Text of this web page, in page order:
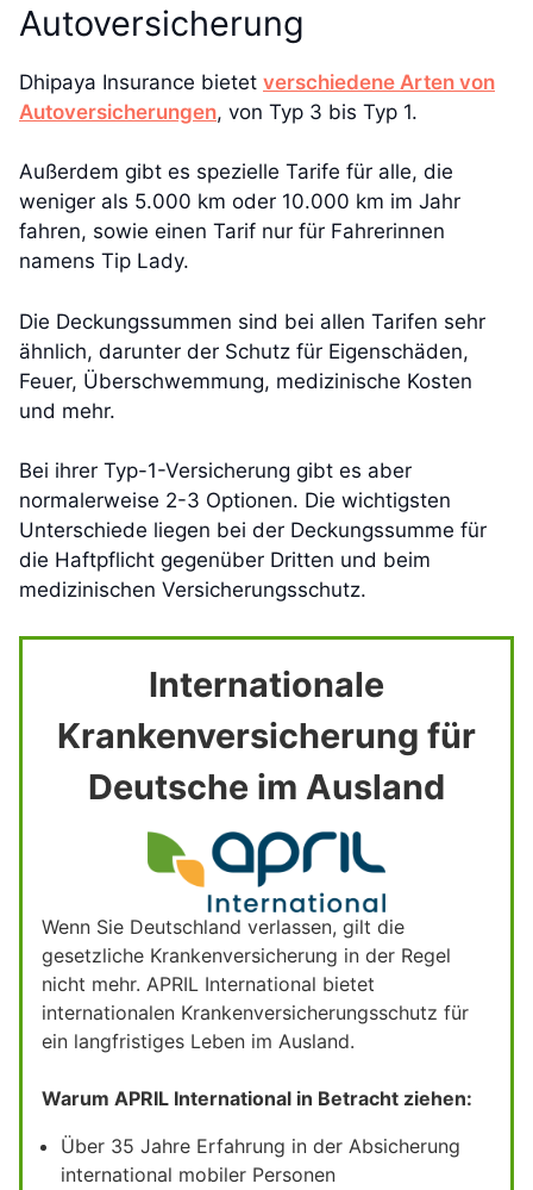
Autoversicherung
Dhipaya Insurance bietet verschiedene Arten von
Autoversicherungen, von Typ 3 bis Typ 1.
Außerdem gibt es spezielle Tarife für alle, die
weniger als 5.000 km oder 10.000 km im Jahr
fahren, sowie einen Tarif nur für Fahrerinnen
namens Tip Lady.
Die Deckungssummen sind bei allen Tarifen sehr
ähnlich, darunter der Schutz für Eigenschäden,
Feuer, Überschwemmung, medizinische Kosten
und mehr.
Bei ihrer Typ-1-Versicherung gibt es aber
normalerweise 2-3 Optionen. Die wichtigsten
Unterschiede liegen bei der Deckungssumme für
die Haftpflicht gegenüber Dritten und beim
medizinischen Versicherungsschutz.
Internationale
Krankenversicherung für
Deutsche im Ausland
Wenn Sie Deutschland verlassen, gilt die
gesetzliche Krankenversicherung in der Regel
nicht mehr. APRIL International bietet
internationalen Krankenversicherungsschutz für
ein langfristiges Leben im Ausland.
Warum APRIL International in Betracht ziehen:
Über 35 Jahre Erfahrung in der Absicherung
international mobiler Personen